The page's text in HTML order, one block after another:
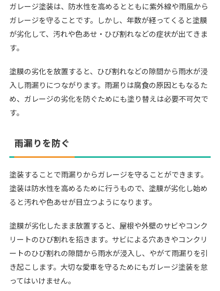
ガレージ塗装は、防水性を高めるとともに紫外線や雨風から
ガレージを守ることです。しかし、年数が経ってくると塗膜
が劣化して、汚れや色あせ・ひび割れなどの症状が出てきま
す。
塗膜の劣化を放置すると、ひび割れなどの隙間から雨水が浸
入し雨漏りにつながります。雨漏りは腐食の原因ともなるた
め、ガレージの劣化を防ぐためにも塗り替えは必要不可欠で
す。
雨漏りを防ぐ
塗装することで雨漏りからガレージを守ることができます。
塗装は防水性を高めるために行うもので、塗膜が劣化し始め
ると汚れや色あせが目立つようになります。
塗膜が劣化したまま放置すると、屋根や外壁のサビやコンク
リートのひび割れを招きます。サビによる穴あきやコンクリ
ートのひび割れの隙間から雨水が浸入し、やがて雨漏りを引
き起こします。大切な愛車を守るためにもガレージ塗装を怠
ってはいけません。